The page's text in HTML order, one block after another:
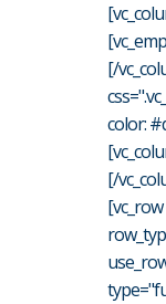
[/
color:
[/